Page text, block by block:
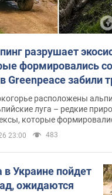
разрушает
формировались
Greenpeace забили
расположены
луга – редкие
которые
сотен лет
23:00 483
Украине пойдет
ожидаются